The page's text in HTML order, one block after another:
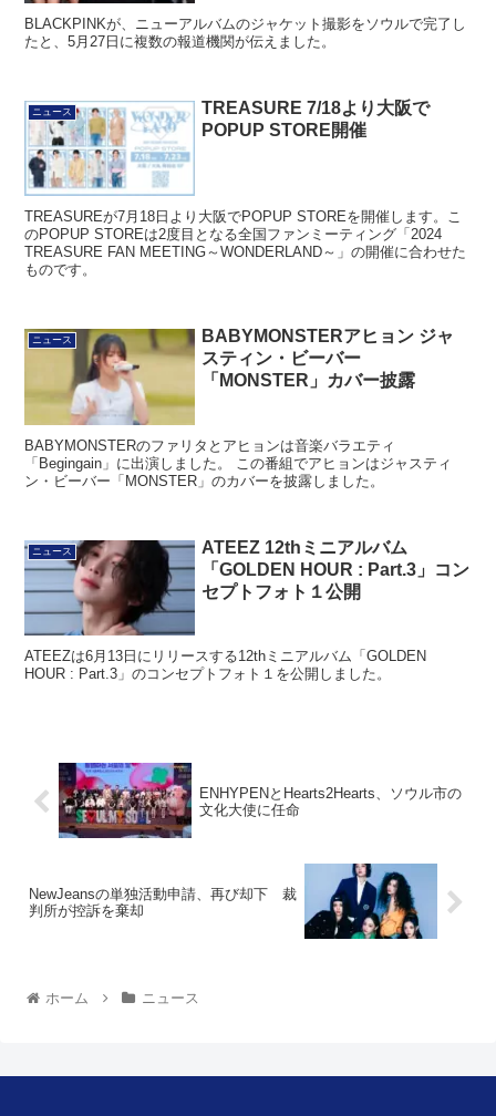
BLACKPINKが、ニューアルバムのジャケット撮影をソウルで完了し
たと、5月27日に複数の報道機関が伝えました。
ニュース
TREASURE 7/18より大阪で
POPUP STORE開催
TREASUREが7月18日より大阪でPOPUP STOREを開催します。こ
のPOPUP STOREは2度目となる全国ファンミーティング「2024
TREASURE FAN MEETING～WONDERLAND～」の開催に合わせた
ものです。
ニュース
BABYMONSTERアヒョン ジャ
スティン・ビーバー
「MONSTER」カバー披露
BABYMONSTERのファリタとアヒョンは音楽バラエティ
「Begingain」に出演しました。 この番組でアヒョンはジャスティ
ン・ビーバー「MONSTER」のカバーを披露しました。
ニュース
ATEEZ 12thミニアルバム
「GOLDEN HOUR : Part.3」コン
セプトフォト１公開
ATEEZは6月13日にリリースする12thミニアルバム「GOLDEN
HOUR : Part.3」のコンセプトフォト１を公開しました。
ENHYPENとHearts2Hearts、ソウル市の
文化大使に任命
NewJeansの単独活動申請、再び却下 裁
判所が控訴を棄却
ホーム ニュース